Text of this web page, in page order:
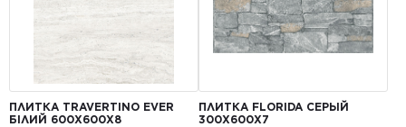
ПЛИТКА TRAVERTINO EVER
БІЛИЙ 600Х600Х8
ПЛИТКА FLORIDA СЕРЫЙ
300Х600Х7